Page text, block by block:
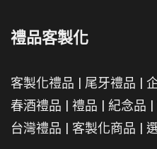
禮品客製化
客製化禮品 | 尾牙禮品 |
春酒禮品 | 禮品 | 紀念品 |
台灣禮品 | 客製化商品 |